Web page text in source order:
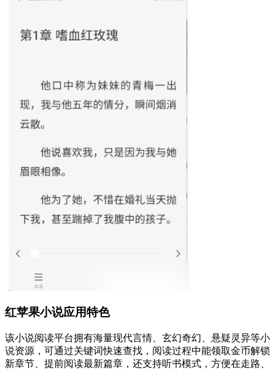
红苹果小说应用特色
该小说阅读平台拥有海量现代言情、玄幻奇幻、悬疑灵异等小
说资源，可通过关键词快速查找，阅读过程中能领取金币解锁
新章节、提前阅读最新篇章，还支持听书模式，方便在走路、